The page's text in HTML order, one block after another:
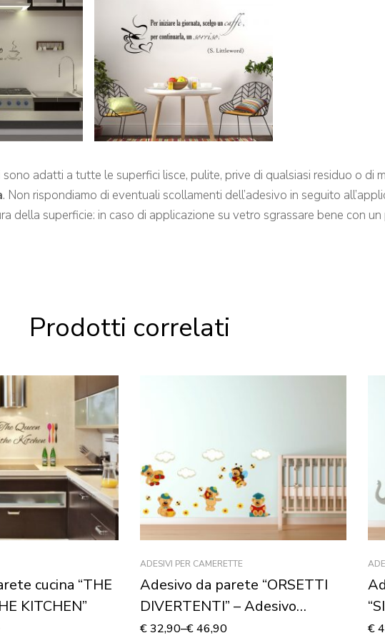
sono adatti a tutte le superfici lisce, pulite, prive di qualsiasi residuo o di
. Non rispondiamo di eventuali scollamenti dell’adesivo in seguito
della superficie: in caso di applicazione su vetro sgrassare bene con
Prodotti correlati
cucina “THE
KITCHEN”
ADESIVI PER CAMERETTE
Adesivo da parete “ORSETTI
DIVERTENTI” – Adesivo
murale
€32,90–€46,90 €